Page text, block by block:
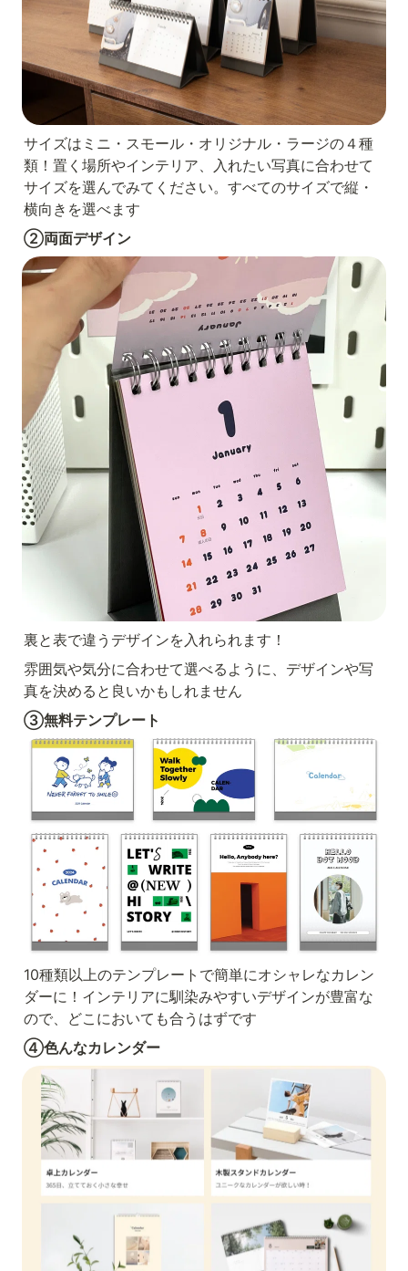
サイズはミニ・スモール・オリジナル・ラージの４種
類！置く場所やインテリア、入れたい写真に合わせて
サイズを選んでみてください。すべてのサイズで縦・
横向きを選べます
②両面デザイン
裏と表で違うデザインを入れられます！
雰囲気や気分に合わせて選べるように、デザインや写
真を決めると良いかもしれません
③無料テンプレート
10種類以上のテンプレートで簡単にオシャレなカレン
ダーに！インテリアに馴染みやすいデザインが豊富な
ので、どこにおいても合うはずです
④色んなカレンダー